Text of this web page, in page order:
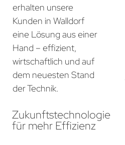
erhalten unsere
Kunden in Walldorf
eine Lösung aus einer
Hand – effizient,
wirtschaftlich und auf
dem neuesten Stand
der Technik.
Zukunftstechnologie
für mehr Effizienz